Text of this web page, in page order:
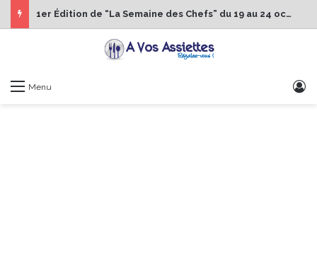
1er Édition de “La Semaine des Chefs” du 19 au 24 octobre 2026
Menu